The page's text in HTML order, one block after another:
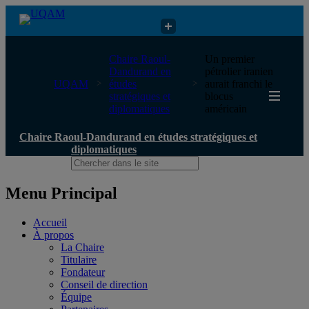
Chaire Raoul-Dandurand en études stratégiques et diplomatiques
UQAM
Chaire Raoul-
Dandurand en
études
stratégiques et
diplomatiques
Un premier
pétrolier iranien
aurait franchi le
blocus
américain
Chaire Raoul-Dandurand en études stratégiques et
diplomatiques
Menu Principal
Accueil
À propos
La Chaire
Titulaire
Fondateur
Conseil de direction
Équipe